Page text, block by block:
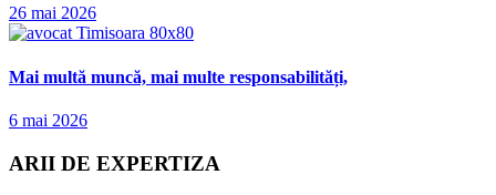
26 mai 2026
Mai multă muncă, mai multe responsabilități,
6 mai 2026
ARII DE EXPERTIZA